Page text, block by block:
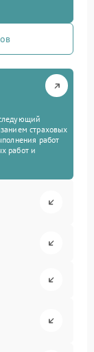
страховых
работ
работ и